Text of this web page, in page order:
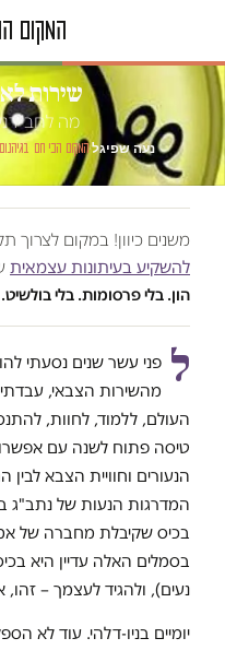
שירות
מה
נעה שפיגל·המקום הכי חם בגיהנום
משנים כיוון! במקום לצרוך
להשקיע בעיתונות עצמאית
הון. בלי פרסומות. בלי בולשיט.
ל פני עשר שנים נסעתי
מהשירות הצבאי,
העולם, ללמוד, לחוות,
טיסה פתוח לשנה עם
הנעורים וחוויית הצבא
המדרגות הנעות של נתב"ג
בכיס שקיבלת מחברה של
בסמלים האלה עדיין היא
נעים), ולהגיד לעצמך –
יומיים בניו-דלהי. עוד לא